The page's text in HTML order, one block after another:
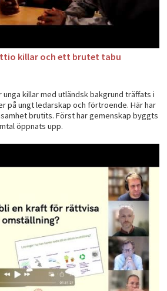
killar och ett brutet tabu
killar med utländsk bakgrund träffats i
på ungt ledarskap och förtroende. Här har
brutits. Först har gemenskap byggts
öppnats upp.